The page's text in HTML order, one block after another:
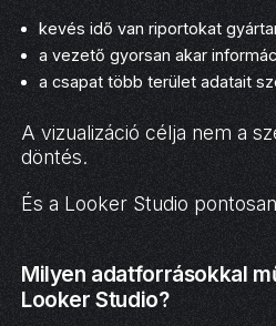
kevés idő van riportokat
a vezető gyorsan akar
a csapat több terület adatait
A vizualizáció célja nem a
döntés.
És a Looker Studio
Milyen adatforrásokkal
Looker Studio?